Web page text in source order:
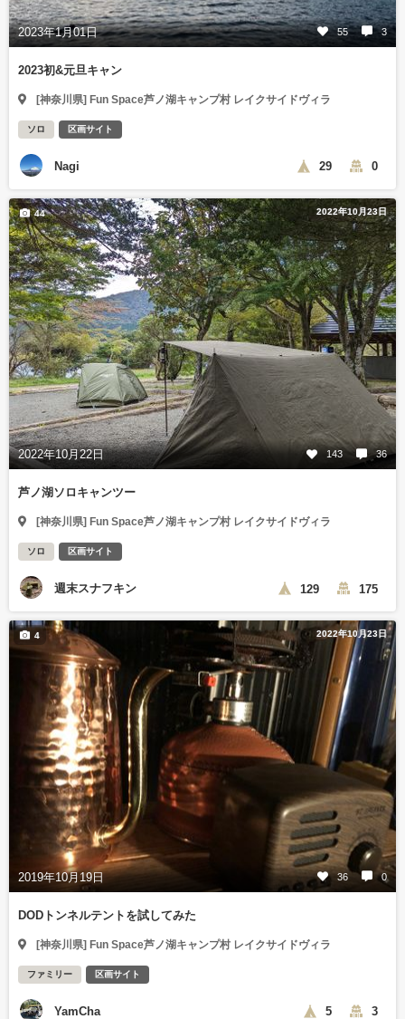
2023年1月01日 55 3
2023初&元旦キャン
[神奈川県] Fun Space芦ノ湖キャンプ村 レイクサイドヴィラ
ソロ 区画サイト
Nagi 29 0
2022年10月23日
2022年10月22日 143 36
44
芦ノ湖ソロキャンツー
[神奈川県] Fun Space芦ノ湖キャンプ村 レイクサイドヴィラ
ソロ 区画サイト
週末スナフキン 129 175
2022年10月23日
2019年10月19日 36 0
4
DODトンネルテントを試してみた
[神奈川県] Fun Space芦ノ湖キャンプ村 レイクサイドヴィラ
ファミリー 区画サイト
YamCha 5 3